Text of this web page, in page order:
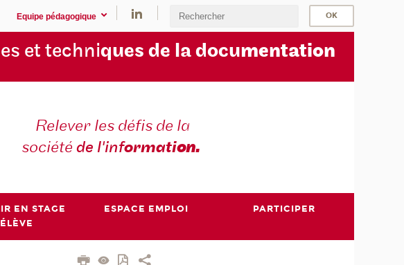
Equipe pédagogique
et techniques de la documentation
Relever les défis de la
sociétéde l'information.
EN STAGE
ESPACE EMPLOI PARTICIPER